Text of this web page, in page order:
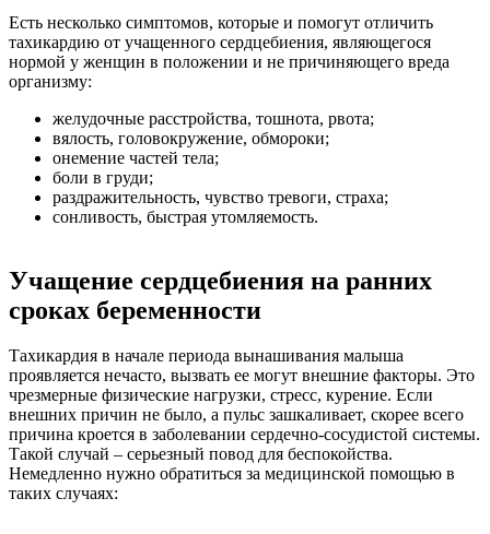
Есть несколько симптомов, которые и помогут отличить
тахикардию от учащенного сердцебиения, являющегося
нормой у женщин в положении и не причиняющего вреда
организму:
желудочные расстройства, тошнота, рвота;
вялость, головокружение, обмороки;
онемение частей тела;
боли в груди;
раздражительность, чувство тревоги, страха;
сонливость, быстрая утомляемость.
Учащение сердцебиения на ранних
сроках беременности
Тахикардия в начале периода вынашивания малыша
проявляется нечасто, вызвать ее могут внешние факторы. Это
чрезмерные физические нагрузки, стресс, курение. Если
внешних причин не было, а пульс зашкаливает, скорее всего
причина кроется в заболевании сердечно-сосудистой системы.
Такой случай – серьезный повод для беспокойства.
Немедленно нужно обратиться за медицинской помощью в
таких случаях: